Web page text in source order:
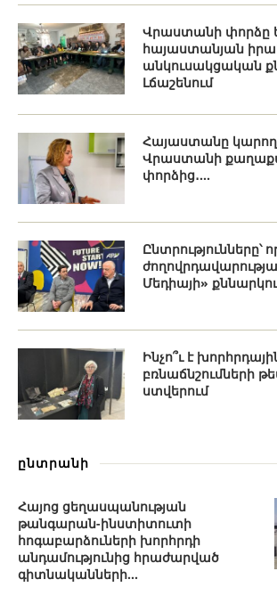
Վրաստանի փորձը
հայաստանյան
անկուսակցական
Լճաշենում
Հայաստանը կարող
Վրաստանի
փորձից․...
Ընտրությունները՝
Մեդիայի»
Ինչո՞ւ է
բռնաճնշումների
ստվերում
ընտրանի
Հայոց ցեղասպանության
թանգարան-ինստիտուտի
հոգաբարձուների խորհրդի
անդամությունից հրաժարված
գիտնականների...